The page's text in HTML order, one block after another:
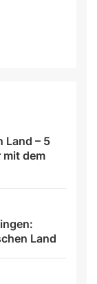
Land – 5
mit dem
Land